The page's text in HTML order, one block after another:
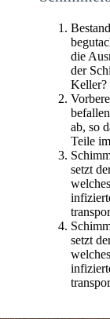
die
der
Keller?
ab, so
Teile
setzt
setzt